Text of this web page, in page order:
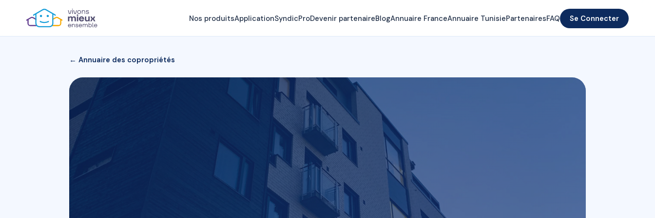
Nos produitsApplicationSyndicProDevenir partenaireBlogAnnuaire FranceAnnuaire TunisiePartenairesFAQ Se Connecter
← Annuaire des copropriétés